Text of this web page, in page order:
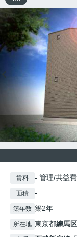
賃料 - 管理/共益
面積 -
築年数 築2年
所在地 東京都練馬区